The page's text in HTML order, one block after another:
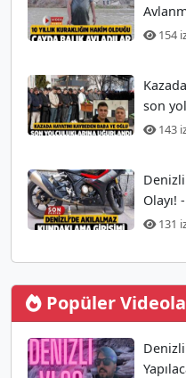
154
son
143
Olayı!
131
Popüler